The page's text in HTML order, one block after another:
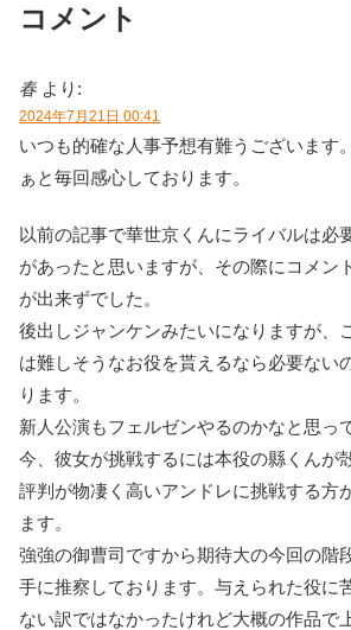
コメント
春 より:
2024年7月21日 00:41
いつも的確な人事予想有難うございます
ぁと毎回感心しております。
以前の記事で華世京くんにライバルは必
があったと思いますが、その際にコメン
が出来ずでした。
後出しジャンケンみたいになりますが、
は難しそうなお役を貰えるなら必要ない
ります。
新人公演もフェルゼンやるのかなと思っ
今、彼女が挑戦するには本役の縣くんが
評判が物凄く高いアンドレに挑戦する方
ます。
強強の御曹司ですから期待大の今回の階
手に推察しております。与えられた役に
ない訳ではなかったけれど大概の作品で